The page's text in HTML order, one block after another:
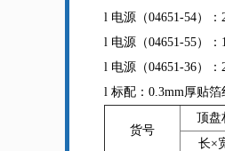
l 电源（04651-54）
l 电源（04651-55）
l 电源（04651-36）
l 标配：0.3mm厚贴
货号
顶盘
长×